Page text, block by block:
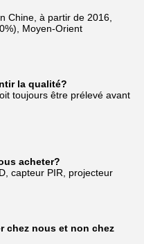
Chine, à partir de 2016,
Moyen-Orient
la qualité?
toujours être prélevé avant
acheter?
capteur PIR, projecteur
chez nous et non chez